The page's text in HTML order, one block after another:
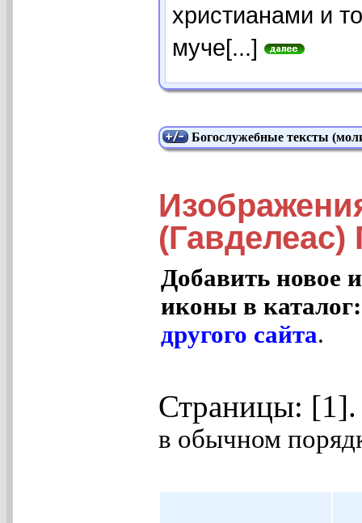
христианами и
муче[...]
Богослужебные тексты
Добавить новое
иконы в
другого сайта.
Страницы:
в обычном